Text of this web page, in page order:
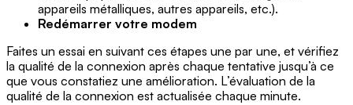
appareils métalliques, autres appareils, etc.).
Redémarrer votre modem
Faites un essai en suivant ces étapes une par une, et vérifiez
la qualité de la connexion après chaque tentative jusqu’à ce
que vous constatiez une amélioration. L’évaluation de la
qualité de la connexion est actualisée chaque minute.